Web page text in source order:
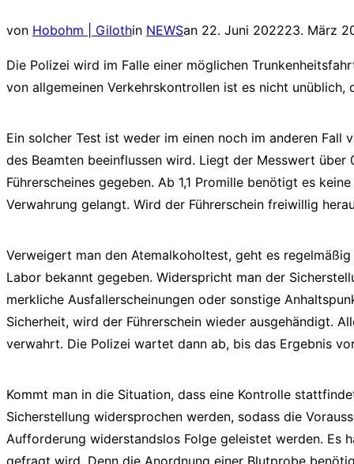
von Hobohm | Gilothin NEWSan Veröffentlicht
22. Juni 202223. März
Die Polizei wird im Falle einer möglichen
von allgemeinen Verkehrskontrollen ist es nicht
Ein solcher Test ist weder im einen noch im anderen
des Beamten beeinflussen wird. Liegt der Messwert
Führerscheines gegeben. Ab 1,1 Promille benötigt es
Verwahrung gelangt. Wird der Führerschein freiwillig
Verweigert man den Atemalkoholtest, geht es
Labor bekannt gegeben. Widerspricht man der
merkliche Ausfallerscheinungen oder sonstige
Sicherheit, wird der Führerschein wieder ausgehändigt.
verwahrt. Die Polizei wartet dann ab, bis das Ergebnis
Kommt man in die Situation, dass eine Kontrolle
Sicherstellung widersprochen werden, sodass die
Aufforderung widerstandslos Folge geleistet werden. Es
gefragt wird. Denn die Anordnung einer Blutprobe